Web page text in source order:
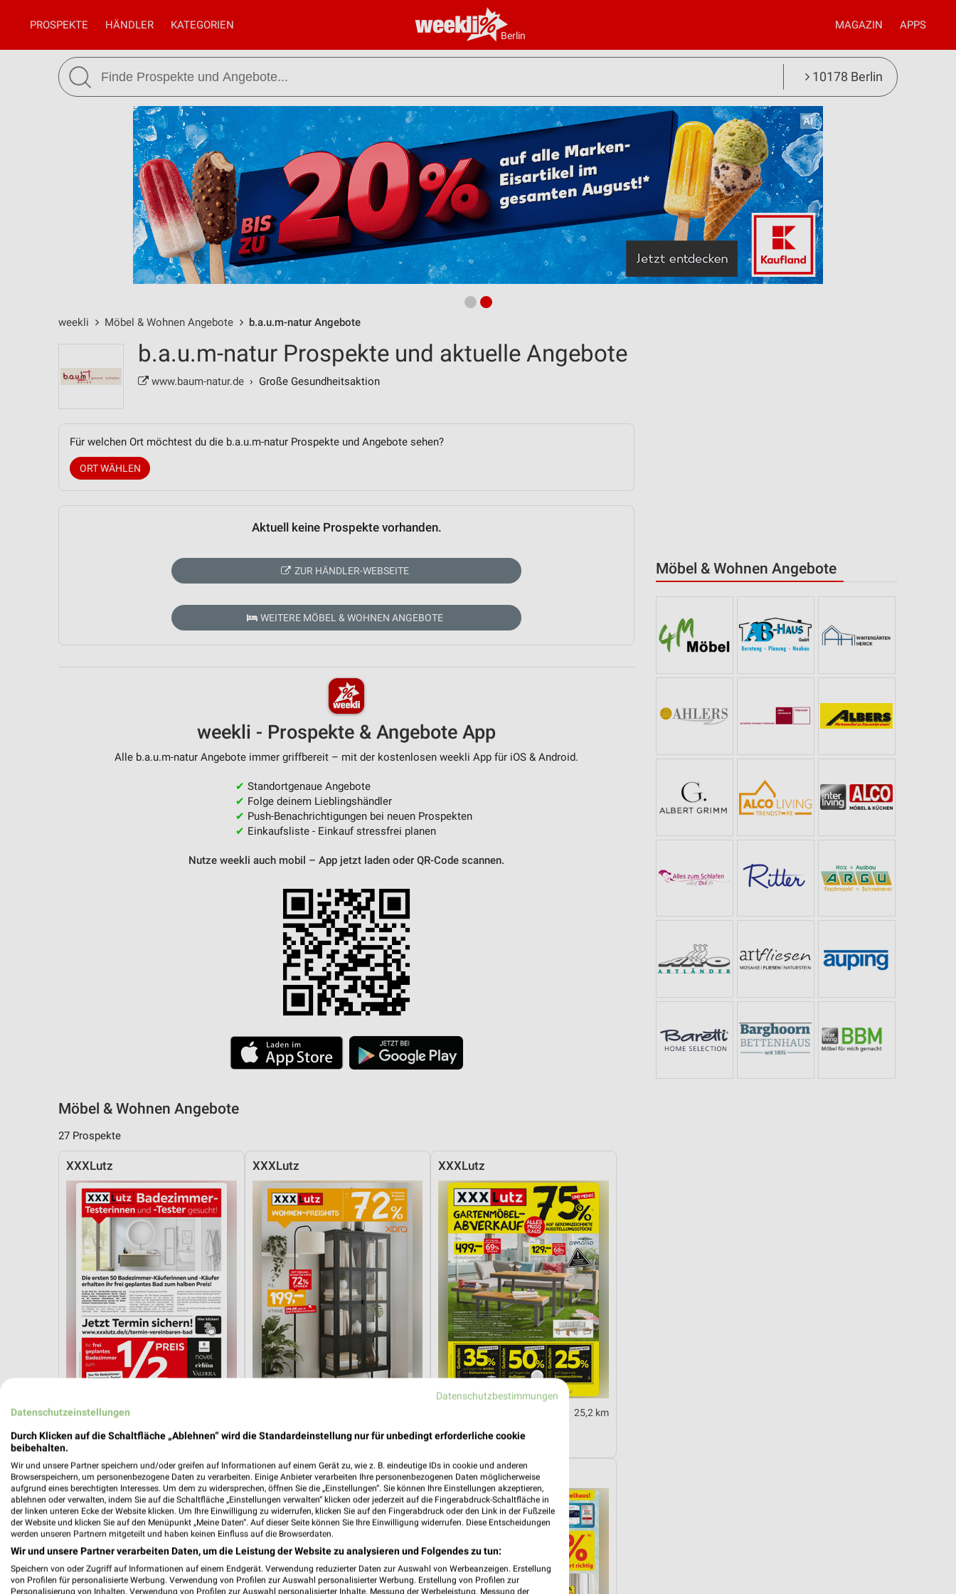
Berlin
PROSPEKTE HÄNDLER KATEGORIEN MAGAZIN APPS
10178 Berlin
weekli Möbel & Wohnen Angebote b.a.u.m-natur Angebote
Möbel & Wohnen Angebote
b.a.u.m-natur Prospekte und aktuelle Angebote
www.baum-natur.de › Große Gesundheitsaktion
Für welchen Ort möchtest du die b.a.u.m-natur Prospekte und Angebote sehen?
ORT WÄHLEN
Aktuell keine Prospekte vorhanden.
ZUR HÄNDLER-WEBSEITE
WEITERE MÖBEL & WOHNEN ANGEBOTE
weekli - Prospekte & Angebote App
Alle b.a.u.m-natur Angebote immer griffbereit – mit der kostenlosen weekli App für iOS & Android.
✔ Standortgenaue Angebote
✔ Folge deinem Lieblingshändler
✔ Push-Benachrichtigungen bei neuen Prospekten
✔ Einkaufsliste - Einkauf stressfrei planen
Nutze weekli auch mobil – App jetzt laden oder QR-Code scannen.
Möbel & Wohnen Angebote
27 Prospekte
XXXLutz
Noch heute gültig
XXXLutz
Gültig bis Fr. 14.08.
XXXLutz
25,2 km
Gültig bis Fr. 28.08.
JYSK JYSK Sconto Möbel
Datenschutzbestimmungen
Datenschutzeinstellungen
Durch Klicken auf die Schaltfläche „Ablehnen“ wird die Standardeinstellung nur für unbedingt erforderliche cookie
beibehalten.
Wir und unsere Partner speichern und/oder greifen auf Informationen auf einem Gerät zu, wie z. B. eindeutige IDs in cookie und anderen
Browserspeichern, um personenbezogene Daten zu verarbeiten. Einige Anbieter verarbeiten Ihre personenbezogenen Daten möglicherweise
aufgrund eines berechtigten Interesses. Um dem zu widersprechen, öffnen Sie die „Einstellungen“. Sie können Ihre Einstellungen akzeptieren,
ablehnen oder verwalten, indem Sie auf die Schaltfläche „Einstellungen verwalten“ klicken oder jederzeit auf die Fingerabdruck-Schaltfläche in
der linken unteren Ecke der Website klicken. Um Ihre Einwilligung zu widerrufen, klicken Sie auf den Fingerabdruck oder den Link in der Fußzeile
der Website und klicken Sie auf den Menüpunkt „Meine Daten“. Auf dieser Seite können Sie Ihre Einwilligung widerrufen. Diese Entscheidungen
werden unseren Partnern mitgeteilt und haben keinen Einfluss auf die Browserdaten.
Wir und unsere Partner verarbeiten Daten, um die Leistung der Website zu analysieren und Folgendes zu tun:
Speichern von oder Zugriff auf Informationen auf einem Endgerät. Verwendung reduzierter Daten zur Auswahl von Werbeanzeigen. Erstellung
von Profilen für personalisierte Werbung. Verwendung von Profilen zur Auswahl personalisierter Werbung. Erstellung von Profilen zur
Personalisierung von Inhalten. Verwendung von Profilen zur Auswahl personalisierter Inhalte. Messung der Werbeleistung. Messung der